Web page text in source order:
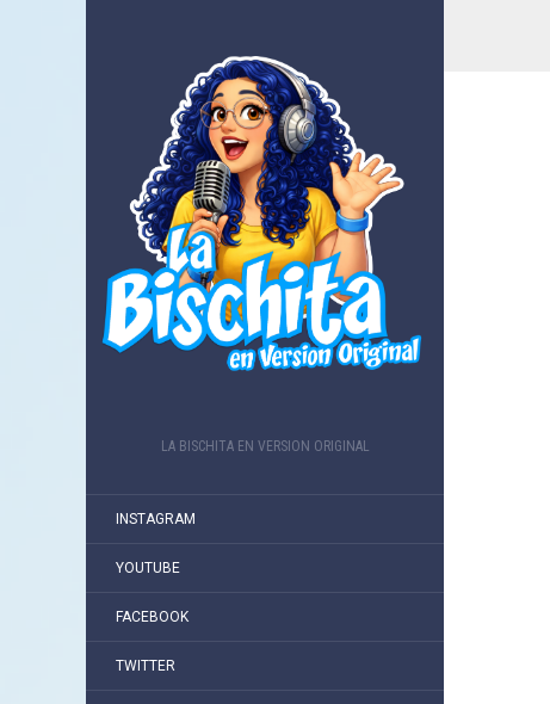
LA BISCHITA EN VERSION ORIGINAL
INSTAGRAM
YOUTUBE
FACEBOOK
TWITTER